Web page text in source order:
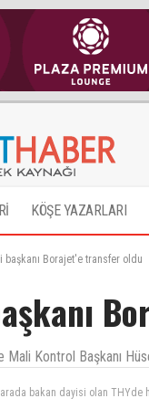
KÖŞE YAZARLARI
başkanı Borajet'e transfer oldu
Kontrol Başkanı
Hüseyin Bağriyanık ın